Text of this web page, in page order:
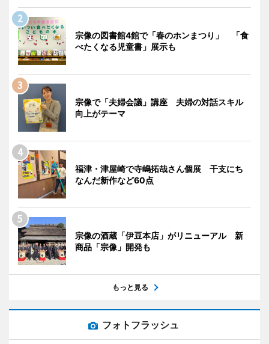
宗像の図書館4館で「春のホンまつり」 「食
べたくなる児童書」展示も
宗像で「夫婦会議」講座 夫婦の対話スキル
向上がテーマ
福津・津屋崎で寺嶋拓哉さん個展 干支にち
なんだ新作など60点
宗像の酒蔵「伊豆本店」がリニューアル 新
商品「宗像」開発も
もっと見る
フォトフラッシュ